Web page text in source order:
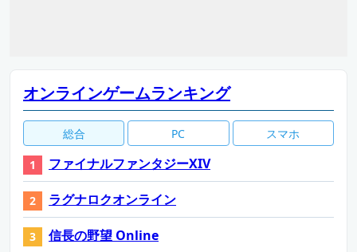
オンラインゲームランキング
総合 PC スマホ
ファイナルファンタジーXIV
ラグナロクオンライン
信長の野望 Online